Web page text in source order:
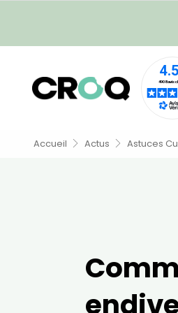
Accueil Actus Astuces